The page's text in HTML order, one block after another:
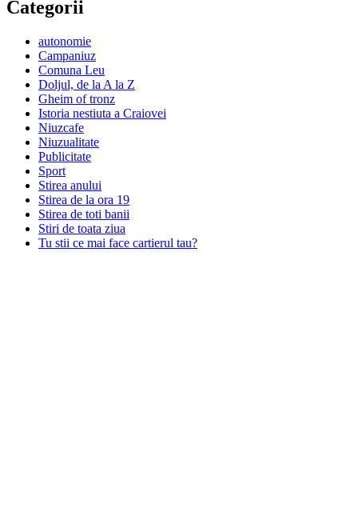
Categorii
autonomie
Campaniuz
Comuna Leu
Doljul, de la A la Z
Gheim of tronz
Istoria nestiuta a Craiovei
Niuzcafe
Niuzualitate
Publicitate
Sport
Stirea anului
Stirea de la ora 19
Stirea de toti banii
Stiri de toata ziua
Tu stii ce mai face cartierul tau?